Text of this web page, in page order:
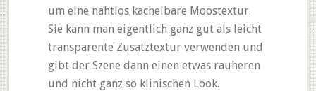
um eine nahtlos kachelbare Moostextur.
Sie kann man eigentlich ganz gut als leicht
transparente Zusatztextur verwenden und
gibt der Szene dann einen etwas rauheren
und nicht ganz so klinischen Look.